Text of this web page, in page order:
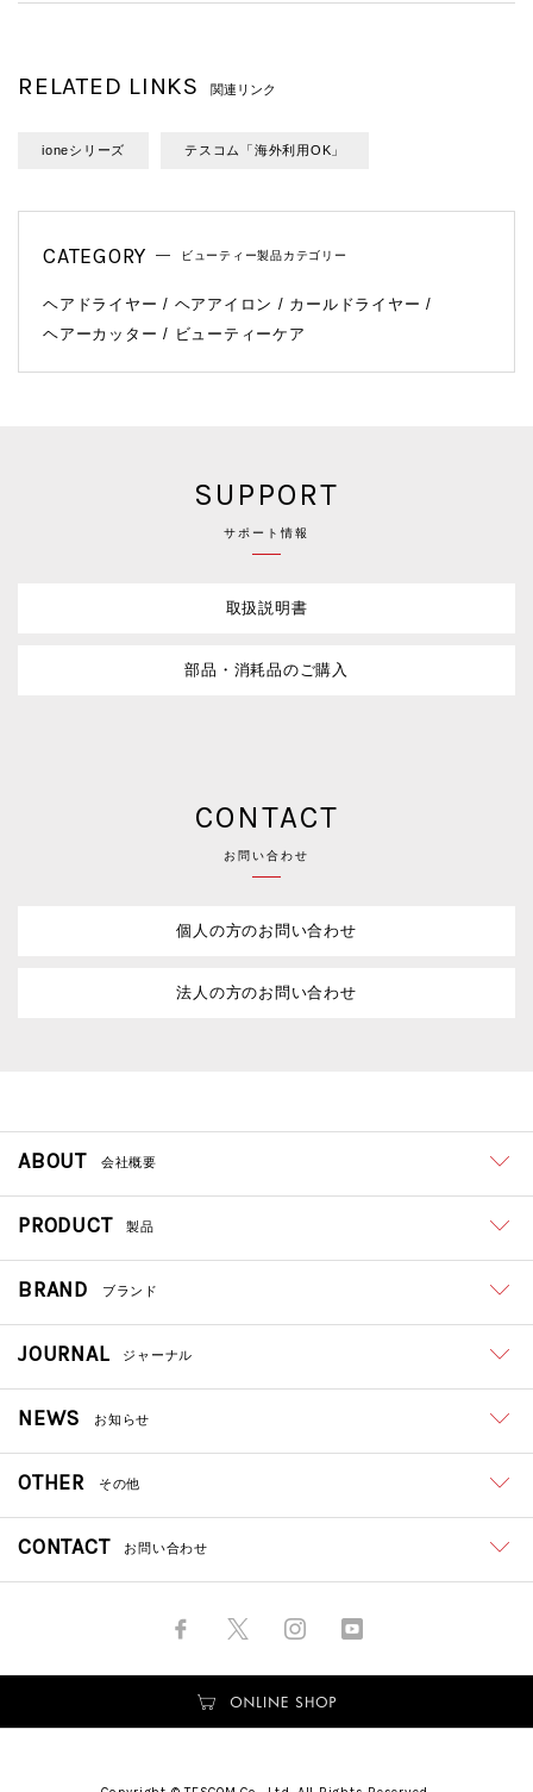
RELATED LINKS 関連リンク
ioneシリーズ テスコム「海外利用OK」
CATEGORY ビューティー製品カテゴリー
ヘアドライヤー ヘアアイロン
カールドライヤー
ヘアーカッター
ビューティーケア
SUPPORT
サポート情報
取扱説明書
部品・消耗品のご購入
CONTACT
お問い合わせ
個人の方のお問い合わせ
法人の方のお問い合わせ
ABOUT 会社概要
PRODUCT 製品
BRAND ブランド
JOURNAL ジャーナル
NEWS お知らせ
OTHER その他
CONTACT お問い合わせ